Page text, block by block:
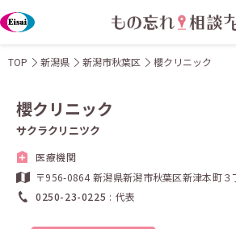
TOP 新潟県 新潟市秋葉区 櫻クリニック
櫻クリニック
サクラクリニツク
医療機関
〒956-0864 新潟県新潟市秋葉区新津本町３
0250-23-0225
代表